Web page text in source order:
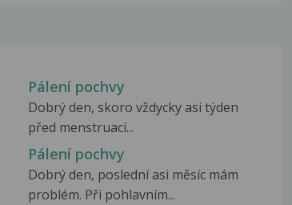
Pálení pochvy
Dobrý den, skoro vždycky asi týden
před menstruací...
Pálení pochvy
Dobrý den, poslední asi měsíc mám
problém. Při pohlavním...